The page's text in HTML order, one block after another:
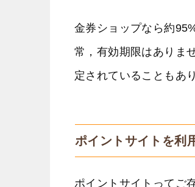
金券ショップなら約
常，有効期限はありま
定されていることもあ
ポイントサイトを利
ポイントサイトってご